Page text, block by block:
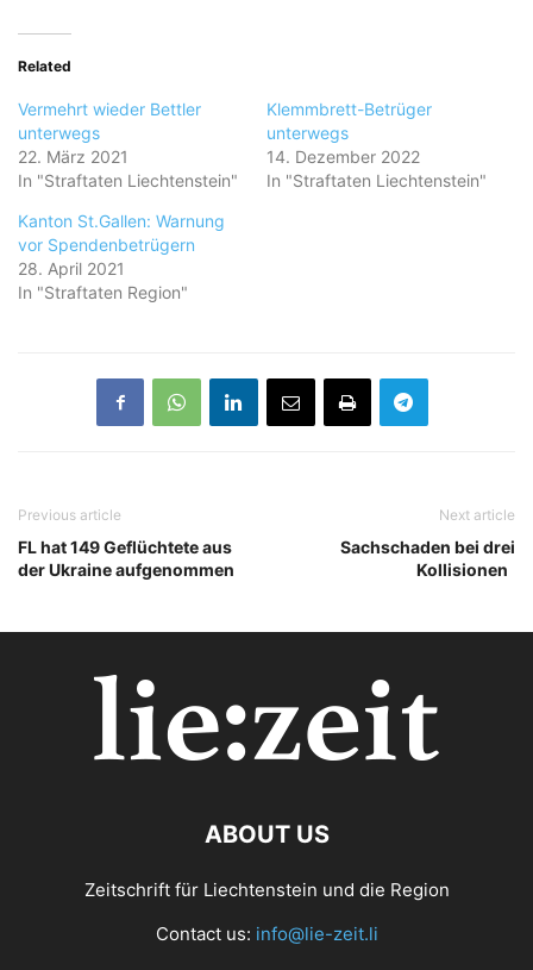
Related
Vermehrt wieder Bettler
unterwegs
22. März 2021
In "Straftaten Liechtenstein"
Klemmbrett-Betrüger
unterwegs
14. Dezember 2022
In "Straftaten Liechtenstein"
Kanton St.Gallen: Warnung
vor Spendenbetrügern
28. April 2021
In "Straftaten Region"
Previous article
FL hat 149 Geflüchtete aus
der Ukraine aufgenommen
Next article
Sachschaden bei drei
Kollisionen
ABOUT US
Zeitschrift für Liechtenstein und die Region
Contact us: info@lie-zeit.li